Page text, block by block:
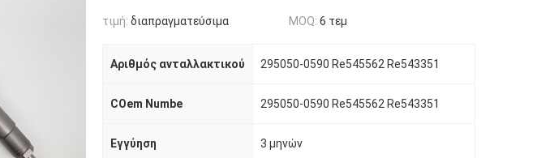
τιμή: διαπραγματεύσιμα MOQ: 6 τεμ
Αριθμός ανταλλακτικού 295050-0590 Re545562 Re543351
COem Numbe 295050-0590 Re545562 Re543351
Εγγύηση 3 μηνών